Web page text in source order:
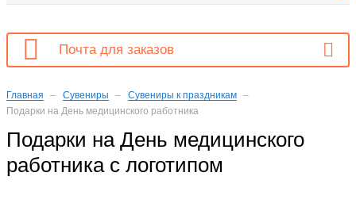
 Почта для заказов
Главная Сувениры
Сувениры к праздникам
Подарки на День медицинского работника
Подарки на День медицинского
работника с логотипом